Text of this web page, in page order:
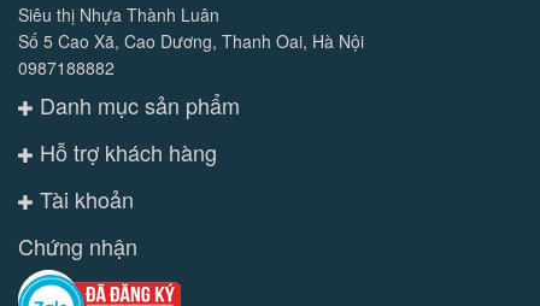
Siêu thị Nhựa Thành Luân
Số 5 Cao Xã, Cao Dương, Thanh Oai, Hà Nội
0987188882
Danh mục sản phẩm
Hỗ trợ khách hàng
Tài khoản
Chứng nhận